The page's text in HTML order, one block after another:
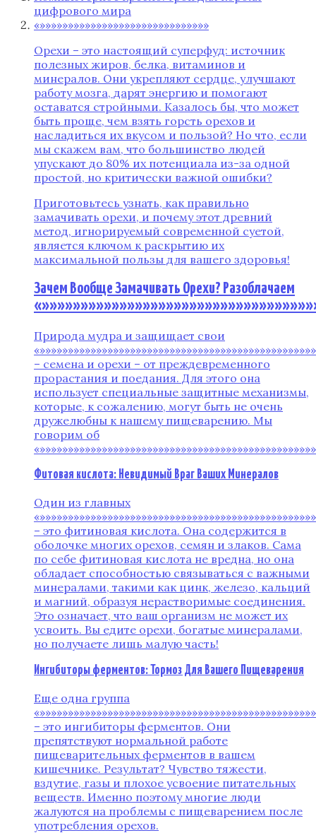
цифрового мира
«»»»»»»»»»»»»»»»»»»»»»»»»»»»»»»
Орехи – это настоящий суперфуд: источник
полезных жиров, белка, витаминов и
минералов. Они укрепляют сердце, улучшают
работу мозга, дарят энергию и помогают
оставатся стройными. Казалось бы, что может
быть проще, чем взять горсть орехов и
насладиться их вкусом и пользой? Но что, если
мы скажем вам, что большинство людей
упускают до 80% их потенциала из-за одной
простой, но критически важной ошибки?
Приготовьтесь узнать, как правильно
замачивать орехи, и почему этот древний
метод, игнорируемый современной суетой,
является ключом к раскрытию их
максимальной пользы для вашего здоровья!
Зачем Вообще Замачивать Орехи? Разоблачаем
Природа мудра и защищает свои
– семена и орехи – от преждевременного
прорастания и поедания. Для этого она
использует специальные защитные механизмы,
которые, к сожалению, могут быть не очень
дружелюбны к нашему пищеварению. Мы
говорим об
Фитовая кислота: Невидимый Враг Ваших Минералов
Один из главных
– это фитиновая кислота. Она содержится в
оболочке многих орехов, семян и злаков. Сама
по себе фитиновая кислота не вредна, но она
обладает способностью связываться с важными
минералами, такими как цинк, железо, кальций
и магний, образуя нерастворимые соединения.
Это означает, что ваш организм не может их
усвоить. Вы едите орехи, богатые минералами,
но получаете лишь малую часть!
Ингибиторы ферментов: Тормоз Для Вашего Пищеварения
Еще одна группа
– это ингибиторы ферментов. Они
препятствуют нормальной работе
пищеварительных ферментов в вашем
кишечнике. Результат? Чувство тяжести,
вздутие, газы и плохое усвоение питательных
веществ. Именно поэтому многие люди
жалуются на проблемы с пищеварением после
употребления орехов.